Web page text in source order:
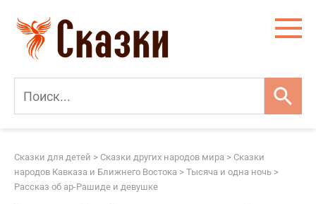
контенту
Сказки для детей > Сказки других народов мира > Сказки
народов Кавказа и Ближнего Востока > Тысяча и одна ночь >
Рассказ об ар-Рашиде и девушке